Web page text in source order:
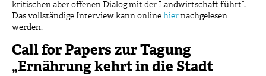
kritischen aber offenen Dialog mit der Landwirtschaft führt“.
Das vollständige Interview kann online hier nachgelesen
werden.
Call for Papers zur Tagung
„Ernährung kehrt in die Stadt